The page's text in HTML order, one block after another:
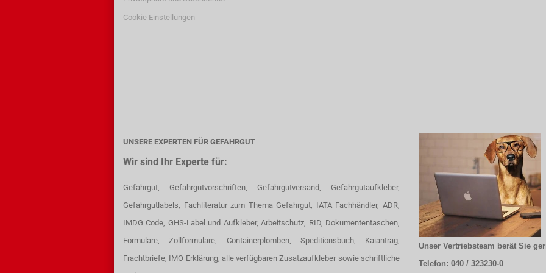
Cookie Einstellungen
UNSERE EXPERTEN FÜR GEFAHRGUT
Wir sind Ihr Experte für:
Gefahrgut, Gefahrgutvorschriften, Gefahrgutversand, Gefahrgutaufkleber,
Gefahrgutlabels, Fachliteratur zum Thema Gefahrgut, IATA Fachhändler, ADR,
IMDG Code, GHS-Label und Aufkleber, Arbeitschutz, RID, Dokumententaschen,
Formulare, Zollformulare, Containerplomben, Speditionsbuch, Kaiantrag,
Frachtbriefe, IMO Erklärung, alle verfügbaren Zusatzaufkleber sowie schriftliche
Unser Vertriebsteam berät Sie
Telefon: 040 / 323230-0